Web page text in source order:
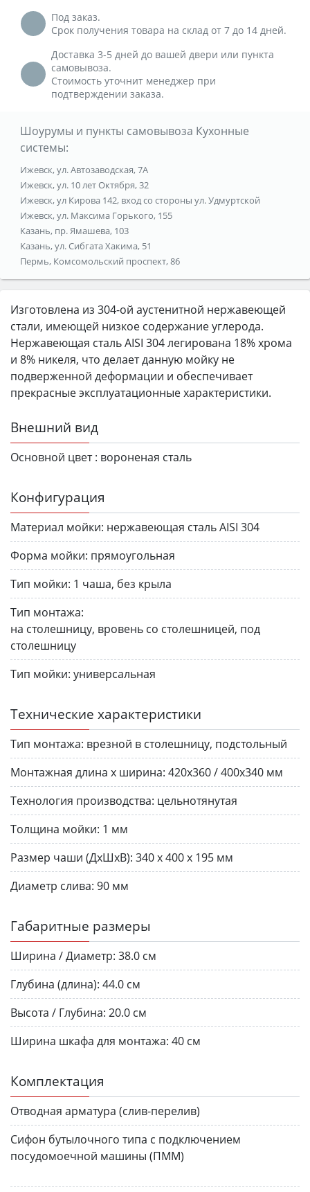
Под заказ.
Срок получения товара на склад от 7 до 14 дней.
Доставка 3-5 дней до вашей двери или пункта
самовывоза.
Стоимость уточнит менеджер при
подтверждении заказа.
Шоурумы и пункты самовывоза Кухонные
системы:
Ижевск, ул. Автозаводская, 7А
Ижевск, ул. 10 лет Октября, 32
Ижевск, ул Кирова 142, вход со стороны ул. Удмуртской
Ижевск, ул. Максима Горького, 155
Казань, пр. Ямашева, 103
Казань, ул. Сибгата Хакима, 51
Пермь, Комсомольский проспект, 86
Изготовлена из 304-ой аустенитной нержавеющей
стали, имеющей низкое содержание углерода.
Нержавеющая сталь AISI 304 легирована 18% хрома
и 8% никеля, что делает данную мойку не
подверженной деформации и обеспечивает
прекрасные эксплуатационные характеристики.
Внешний вид
Основной цвет : вороненая сталь
Конфигурация
Материал мойки: нержавеющая сталь AISI 304
Форма мойки: прямоугольная
Тип мойки: 1 чаша, без крыла
Тип монтажа:
на столешницу, вровень со столешницей, под
столешницу
Тип мойки: универсальная
Технические характеристики
Тип монтажа: врезной в столешницу, подстольный
Монтажная длина х ширина: 420х360 / 400х340 мм
Технология производства: цельнотянутая
Толщина мойки: 1 мм
Размер чаши (ДхШхВ): 340 х 400 х 195 мм
Диаметр слива: 90 мм
Габаритные размеры
Ширина / Диаметр: 38.0 см
Глубина (длина): 44.0 см
Высота / Глубина: 20.0 см
Ширина шкафа для монтажа: 40 см
Комплектация
Отводная арматура (слив-перелив)
Сифон бутылочного типа с подключением
посудомоечной машины (ПММ)